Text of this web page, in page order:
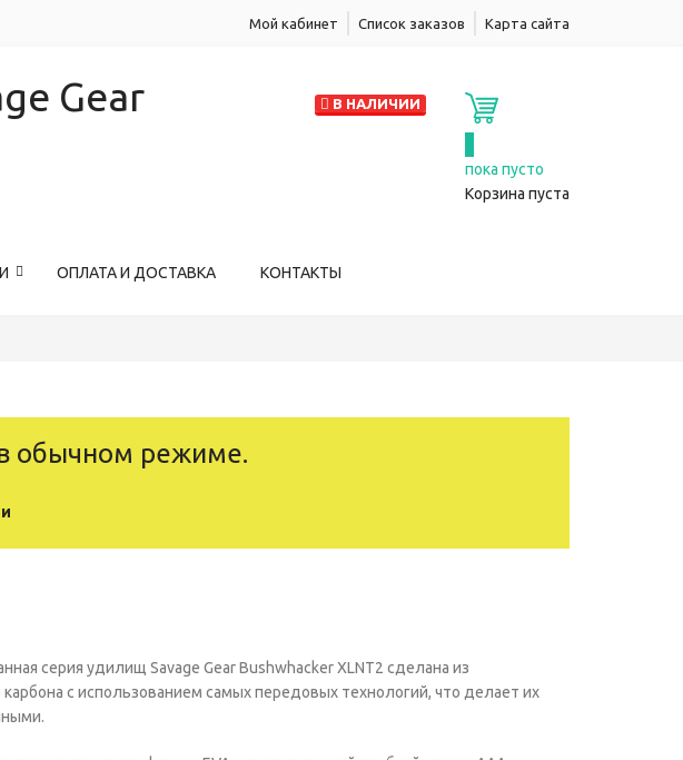
Мой кабинет Список заказов Карта сайта
пока пусто
Корзина пуста
В НАЛИЧИИ
ОПЛАТА И ДОСТАВКА КОНТАКТЫ
обычном режиме.
серия удилищ Savage Gear Bushwhacker XLNT2 сделана из
карбона с использованием самых передовых технологий, что делает их